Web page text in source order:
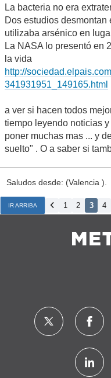
La bacteria no era
Dos estudios
utilizaba arsénico en
La NASA lo presentó en
la vida
http://
341931951_149165.html
a ver si hacen todos
tiempo leyendo noticias
poner muchas mas ... y
suelto" . O a saber si
Saludos desde: (Valencia ).
IR ARRIBA 1 2 3 4